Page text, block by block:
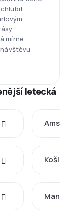
mírné
letecká